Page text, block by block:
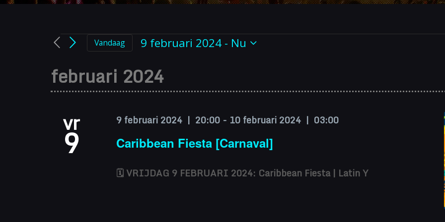
Evenementen
Vandaag 9 februari 2024 - Nu
een
datum.
februari 2024
vr
9 Caribbean Fiesta [Carnaval]
9 februari 2024 | 20:00- 10 februari 2024 | 03:00
🗓 VRIJDAG 9 FEBRUARI 2024: Caribbean Fiesta | Latin Y